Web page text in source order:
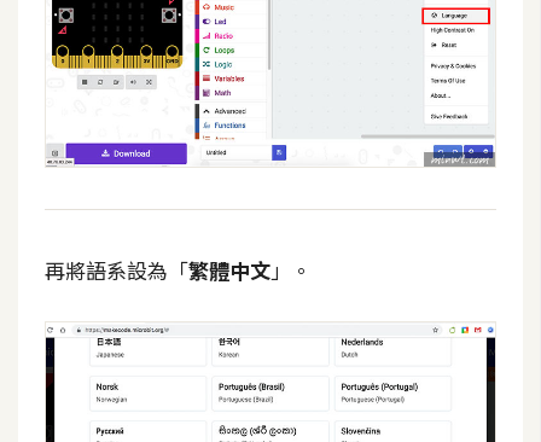
I
/
U
W
網
再將語系設為「繁體中文」。